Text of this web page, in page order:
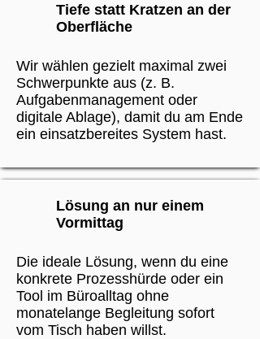
Tiefe statt Kratzen an der
Oberfläche
Wir wählen gezielt maximal zwei
Schwerpunkte aus (z. B.
Aufgabenmanagement oder
digitale Ablage), damit du am Ende
ein einsatzbereites System hast.
Lösung an nur einem
Vormittag
Die ideale Lösung, wenn du eine
konkrete Prozesshürde oder ein
Tool im Büroalltag ohne
monatelange Begleitung sofort
vom Tisch haben willst.